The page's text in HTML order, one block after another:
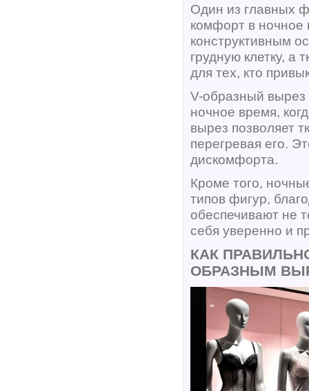
Один из главных
комфорт в ночное
конструктивным
грудную клетку, а
для тех, кто
V-образный вырез
ночное время,
вырез позволяет
перегревая его.
дискомфорта.
Кроме того,
типов фигур,
обеспечивают не
себя уверенно и
КАК
ОБРАЗНЫМ